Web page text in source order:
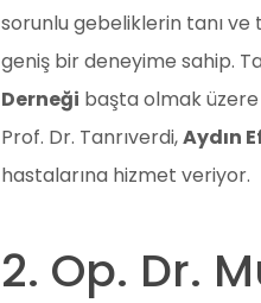
sorunlu gebeliklerin tanı ve
geniş bir deneyime sahip.
Derneği başta olmak
Prof. Dr. Tanrıverdi,Aydın
hastalarına hizmet veriyor.
2. Op. Dr.